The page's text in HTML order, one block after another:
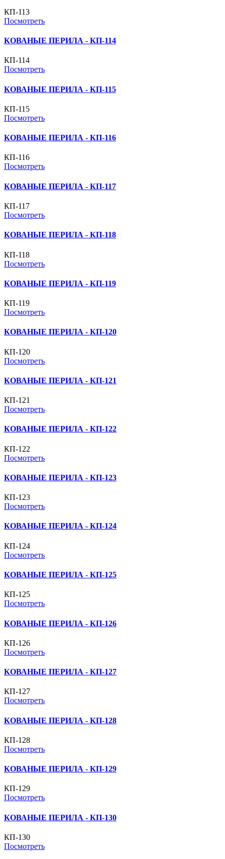
КП-113
Посмотреть
КОВАНЫЕ ПЕРИЛА - КП-114
КП-114
Посмотреть
КОВАНЫЕ ПЕРИЛА - КП-115
КП-115
Посмотреть
КОВАНЫЕ ПЕРИЛА - КП-116
КП-116
Посмотреть
КОВАНЫЕ ПЕРИЛА - КП-117
КП-117
Посмотреть
КОВАНЫЕ ПЕРИЛА - КП-118
КП-118
Посмотреть
КОВАНЫЕ ПЕРИЛА - КП-119
КП-119
Посмотреть
КОВАНЫЕ ПЕРИЛА - КП-120
КП-120
Посмотреть
КОВАНЫЕ ПЕРИЛА - КП-121
КП-121
Посмотреть
КОВАНЫЕ ПЕРИЛА - КП-122
КП-122
Посмотреть
КОВАНЫЕ ПЕРИЛА - КП-123
КП-123
Посмотреть
КОВАНЫЕ ПЕРИЛА - КП-124
КП-124
Посмотреть
КОВАНЫЕ ПЕРИЛА - КП-125
КП-125
Посмотреть
КОВАНЫЕ ПЕРИЛА - КП-126
КП-126
Посмотреть
КОВАНЫЕ ПЕРИЛА - КП-127
КП-127
Посмотреть
КОВАНЫЕ ПЕРИЛА - КП-128
КП-128
Посмотреть
КОВАНЫЕ ПЕРИЛА - КП-129
КП-129
Посмотреть
КОВАНЫЕ ПЕРИЛА - КП-130
КП-130
Посмотреть